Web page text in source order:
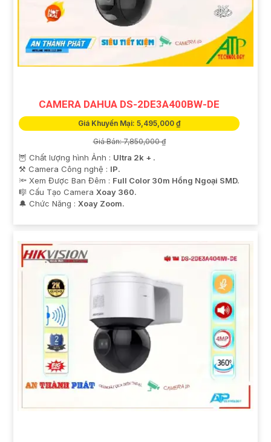
CAMERA DAHUA DS-2DE3A400BW-DE
Giá Khuyến Mại: 5,495,000 ₫
Giá Bán: 7,850,000 ₫
🦉 Chất lượng hình Ảnh : Ultra 2k + .
⚒ Camera Công nghệ : IP.
🔦 Xem Được Ban Đêm : Full Color 30m Hồng Ngoại SMD.
🎼️ Cấu Tạo Camera Xoay 360.
️🔔 Chức Năng : Xoay Zoom.